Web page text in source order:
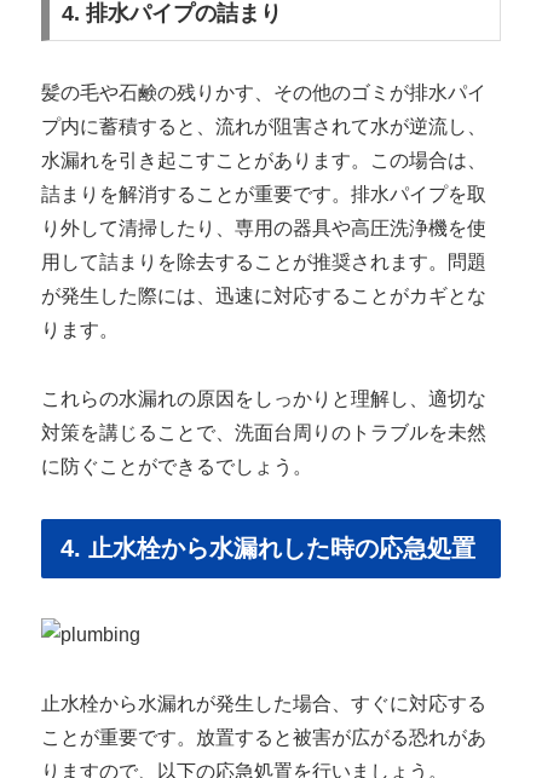
4. 排水パイプの詰まり
髪の毛や石鹸の残りかす、その他のゴミが排水パイ
プ内に蓄積すると、流れが阻害されて水が逆流し、
水漏れを引き起こすことがあります。この場合は、
詰まりを解消することが重要です。排水パイプを取
り外して清掃したり、専用の器具や高圧洗浄機を使
用して詰まりを除去することが推奨されます。問題
が発生した際には、迅速に対応することがカギとな
ります。
これらの水漏れの原因をしっかりと理解し、適切な
対策を講じることで、洗面台周りのトラブルを未然
に防ぐことができるでしょう。
4. 止水栓から水漏れした時の応急処置
止水栓から水漏れが発生した場合、すぐに対応する
ことが重要です。放置すると被害が広がる恐れがあ
りますので、以下の応急処置を行いましょう。